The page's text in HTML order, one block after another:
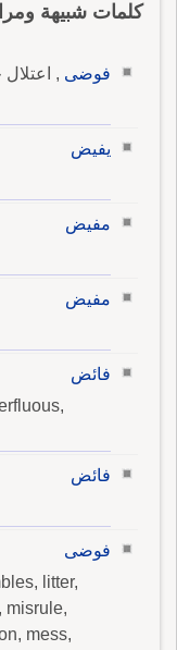
كلمات شبيهة
فوضى ,
يفيض
مفيض
مفيض
فائض
فائض
فوضى
litter,
misrule,
mess,